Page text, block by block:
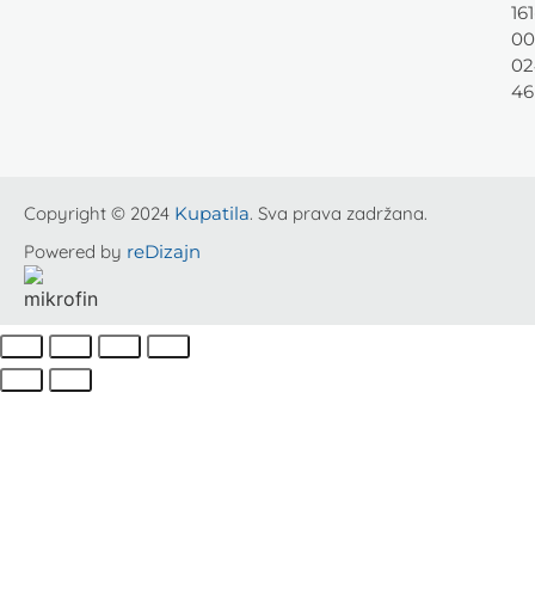
46
Copyright © 2024 Kupatila. Sva prava zadržana.
Powered by reDizajn